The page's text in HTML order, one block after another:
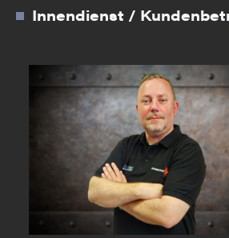
Innendienst /